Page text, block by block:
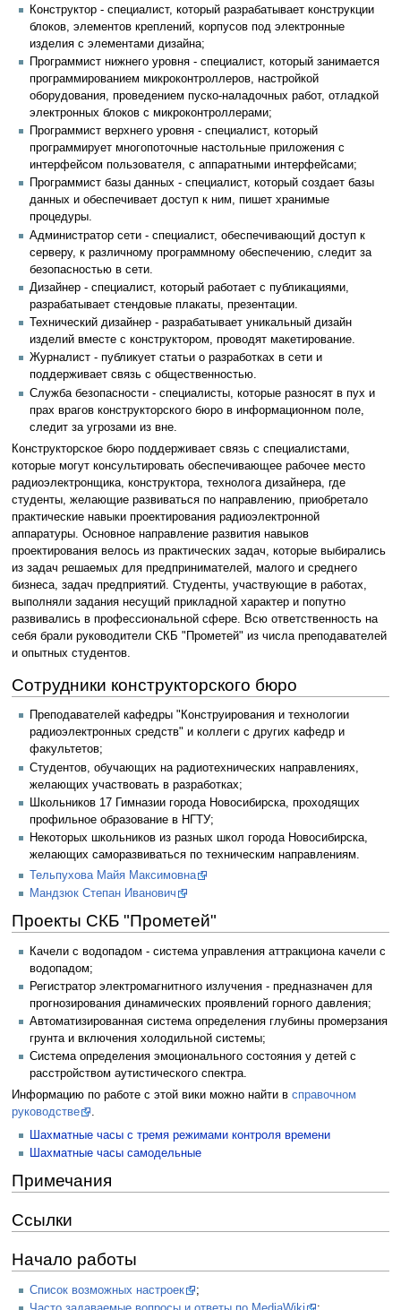
Конструктор - специалист, который разрабатывает конструкции
блоков, элементов креплений, корпусов под электронные
изделия с элементами дизайна;
Программист нижнего уровня - специалист, который занимается
программированием микроконтроллеров, настройкой
оборудования, проведением пуско-наладочных работ, отладкой
электронных блоков с микроконтроллерами;
Программист верхнего уровня - специалист, который
программирует многопоточные настольные приложения с
интерфейсом пользователя, с аппаратными интерфейсами;
Программист базы данных - специалист, который создает базы
данных и обеспечивает доступ к ним, пишет хранимые
процедуры.
Администратор сети - специалист, обеспечивающий доступ к
серверу, к различному программному обеспечению, следит за
безопасностью в сети.
Дизайнер - специалист, который работает с публикациями,
разрабатывает стендовые плакаты, презентации.
Технический дизайнер - разрабатывает уникальный дизайн
изделий вместе с конструктором, проводят макетирование.
Журналист - публикует статьи о разработках в сети и
поддерживает связь с общественностью.
Служба безопасности - специалисты, которые разносят в пух и
прах врагов конструкторского бюро в информационном поле,
следит за угрозами из вне.
Конструкторское бюро поддерживает связь с специалистами,
которые могут консультировать обеспечивающее рабочее место
радиоэлектронщика, конструктора, технолога дизайнера, где
студенты, желающие развиваться по направлению, приобретало
практические навыки проектирования радиоэлектронной
аппаратуры. Основное направление развития навыков
проектирования велось из практических задач, которые выбирались
из задач решаемых для предпринимателей, малого и среднего
бизнеса, задач предприятий. Студенты, участвующие в работах,
выполняли задания несущий прикладной характер и попутно
развивались в профессиональной сфере. Всю ответственность на
себя брали руководители СКБ "Прометей" из числа преподавателей
и опытных студентов.
Сотрудники конструкторского бюро
Преподавателей кафедры "Конструирования и технологии
радиоэлектронных средств" и коллеги с других кафедр и
факультетов;
Студентов, обучающих на радиотехнических направлениях,
желающих участвовать в разработках;
Школьников 17 Гимназии города Новосибирска, проходящих
профильное образование в НГТУ;
Некоторых школьников из разных школ города Новосибирска,
желающих саморазвиваться по техническим направлениям.
Тельпухова Майя Максимовна
Мандзюк Степан Иванович
Проекты СКБ "Прометей"
Качели с водопадом - система управления аттракциона качели с
водопадом;
Регистратор электромагнитного излучения - предназначен для
прогнозирования динамических проявлений горного давления;
Автоматизированная система определения глубины промерзания
грунта и включения холодильной системы;
Система определения эмоционального состояния у детей с
расстройством аутистического спектра.
Информацию по работе с этой вики можно найти в справочном
руководстве
.
Шахматные часы с тремя режимами контроля времени
Шахматные часы самодельные
Примечания
Ссылки
Начало работы
Список возможных настроек
;